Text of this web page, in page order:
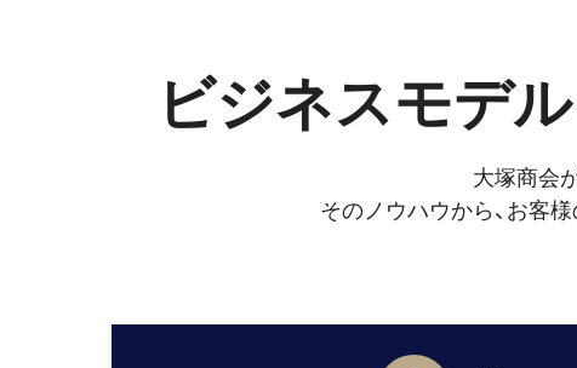
ビジネスモデ
大塚商会
そのノウハウから、お客